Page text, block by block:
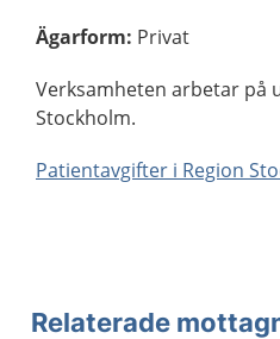
Ägarform: Privat
Verksamheten arbetar på
Stockholm.
Patientavgifter i Region
Relaterade